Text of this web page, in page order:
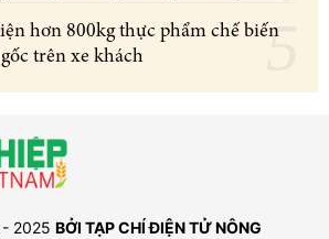
hơn 800kg thực phẩm chế biến
trên xe khách
2025 BỞI TẠP CHÍ ĐIỆN TỬ NÔNG